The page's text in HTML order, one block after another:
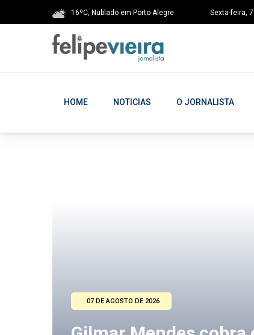
16ºC, Nublado em Porto Alegre Sexta-feira,
HOME NOTICIAS O JORNALISTA
07 DE AGOSTO DE 2026